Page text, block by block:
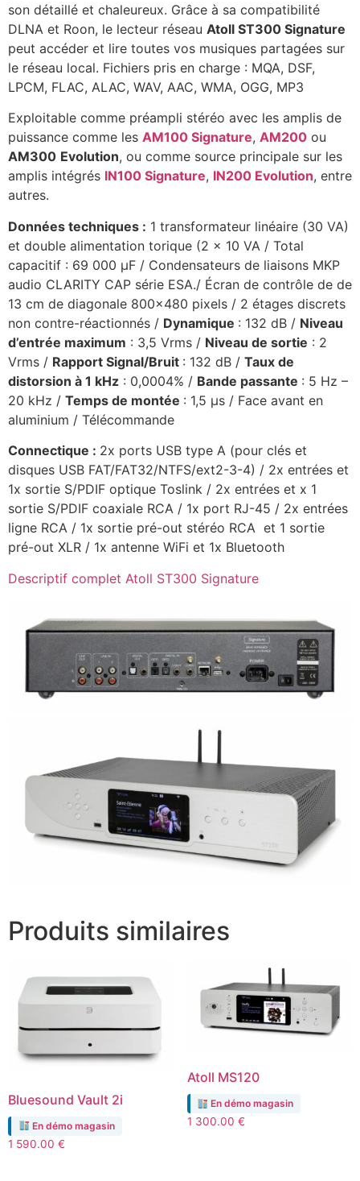
son détaillé et chaleureux. Grâce à sa compatibilité
DLNA et Roon, le lecteur réseau Atoll ST300 Signature
peut accéder et lire toutes vos musiques partagées sur
le réseau local. Fichiers pris en charge : MQA, DSF,
LPCM, FLAC, ALAC, WAV, AAC, WMA, OGG, MP3
Exploitable comme préampli stéréo avec les amplis de
puissance comme les AM100 Signature, AM200 ou
AM300 Evolution, ou comme source principale sur les
amplis intégrés IN100 Signature, IN200 Evolution, entre
autres.
Données techniques : 1 transformateur linéaire (30 VA)
et double alimentation torique (2 x 10 VA / Total
capacitif : 69 000 µF / Condensateurs de liaisons MKP
audio CLARITY CAP série ESA./ Écran de contrôle de de
13 cm de diagonale 800×480 pixels / 2 étages discrets
non contre-réactionnés / Dynamique : 132 dB / Niveau
d’entrée maximum : 3,5 Vrms / Niveau de sortie : 2
Vrms / Rapport Signal/Bruit : 132 dB / Taux de
distorsion à 1 kHz : 0,0004% / Bande passante : 5 Hz –
20 kHz / Temps de montée : 1,5 µs / Face avant en
aluminium / Télécommande
Connectique : 2x ports USB type A (pour clés et
disques USB FAT/FAT32/NTFS/ext2-3-4) / 2x entrées et
1x sortie S/PDIF optique Toslink / 2x entrées et x 1
sortie S/PDIF coaxiale RCA / 1x port RJ-45 / 2x entrées
ligne RCA / 1x sortie pré-out stéréo RCA et 1 sortie
pré-out XLR / 1x antenne WiFi et 1x Bluetooth
Descriptif complet Atoll ST300 Signature
Produits similaires
Bluesound Vault 2i
En démo magasin
1 590.00 €
Atoll MS120
En démo magasin
1 300.00 €